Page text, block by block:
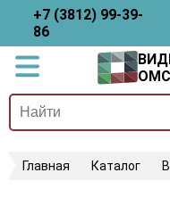
+7 (3812) 99-39-
86
Главная Каталог